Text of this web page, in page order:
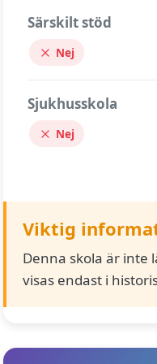
Särskilt stöd
Nej
Sjukhusskola
Nej
Viktig
Denna skola är inte
visas endast i